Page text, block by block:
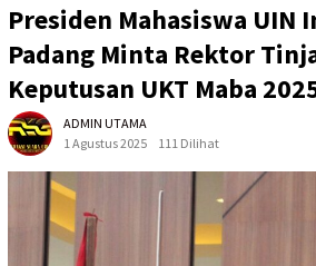
Presiden Mahasiswa UIN
Padang Minta Rektor
Keputusan UKT Maba
ADMIN UTAMA
1 Agustus 2025
111 Dilihat